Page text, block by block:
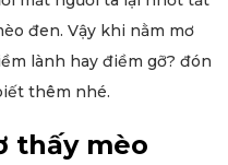
đen. Vậy khi nằm mơ
lành hay điềm gỡ? đón
thêm nhé.
thấy mèo